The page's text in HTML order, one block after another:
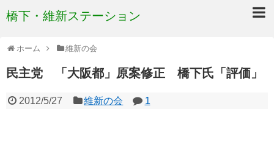
橋下・維新ステーション
ホーム 維新の会
民主党 「大阪都」原案修正 橋下氏「評価」
2012/5/27 維新の会 1